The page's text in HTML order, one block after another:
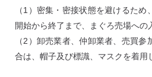
（1）密集・密接状態を避けるため
開始から終了まで、まぐろ売場への
（2）卸売業者、仲卸業者、売買
合は、帽子及び標識、マスクを着用